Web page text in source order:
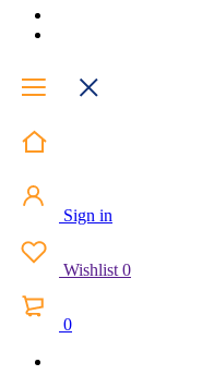
Sign in
Wishlist 0
0